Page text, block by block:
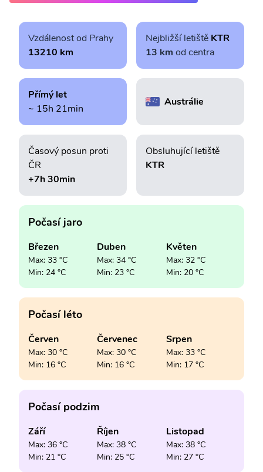
Vzdálenost od Prahy
13210 km
Nejbližší letiště KTR
13 km od centra
Přímý let
~ 15h 21min
Austrálie
Časový posun proti
ČR
+7h 30min
Obsluhující letiště
KTR
Počasí jaro
Březen
Max: 33 °C
Min: 24 °C
Duben
Max: 34 °C
Min: 23 °C
Květen
Max: 32 °C
Min: 20 °C
Počasí léto
Červen
Max: 30 °C
Min: 16 °C
Červenec
Max: 30 °C
Min: 16 °C
Srpen
Max: 33 °C
Min: 17 °C
Počasí podzim
Září
Max: 36 °C
Min: 21 °C
Říjen
Max: 38 °C
Min: 25 °C
Listopad
Max: 38 °C
Min: 27 °C